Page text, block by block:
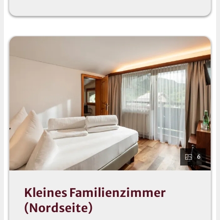
Kinder ab 12 Jahren 20% Redution
12 Jahre angezeigt! Sollten die Kinder jünger als 12
Jahre sein, beachten Sie bitte die oben angeführte
Liste - in diesem Fall wird der Preis entsprechend
angepasst!
Sollte eine 5. Person im Zimmer untergebracht
werden ist ein Aufpreis zu bezahlen!
6
Kleines Familienzimmer
(Nordseite)